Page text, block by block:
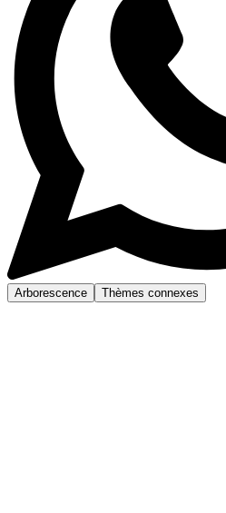
Arborescence Thèmes connexes